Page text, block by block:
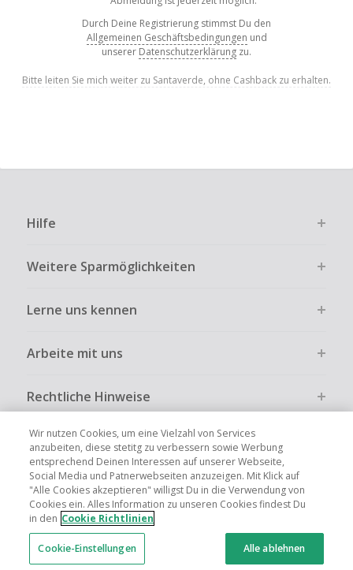
Durch Deine Registrierung stimmst Du den
Allgemeinen Geschäftsbedingungen und
unserer Datenschutzerklärung zu.
Bitte leiten Sie mich weiter zu Santaverde, ohne Cashback zu erhalten.
Hilfe
Weitere Sparmöglichkeiten
Lerne uns kennen
Arbeite mit uns
Rechtliche Hinweise
Globale Websites UK US CN JP FR AU IT
Wir nutzen Cookies, um eine Vielzahl von Services
anzubeiten, diese stetitg zu verbessern sowie Werbung
entsprechend Deinen Interessen auf unserer Webseite,
Social Media und Patnerwebseiten anzuzeigen. Mit Klick auf
"Alle Cookies akzeptieren" willigst Du in die Verwendung von
Cookies ein. Alles Information zu unseren Cookies findest Du
in den Cookie Richtlinien
Cookie-Einstellungen Alle ablehnen